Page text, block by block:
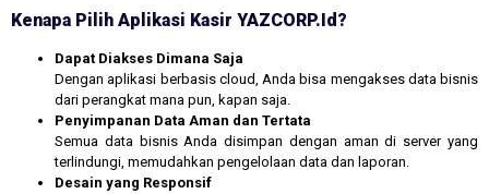
Kenapa Pilih Aplikasi Kasir YAZCORP.id?
Dapat Diakses Dimana Saja
Dengan aplikasi berbasis cloud, Anda bisa mengakses data bisnis
dari perangkat mana pun, kapan saja.
Penyimpanan Data Aman dan Tertata
Semua data bisnis Anda disimpan dengan aman di server yang
terlindungi, memudahkan pengelolaan data dan laporan.
Desain yang Responsif